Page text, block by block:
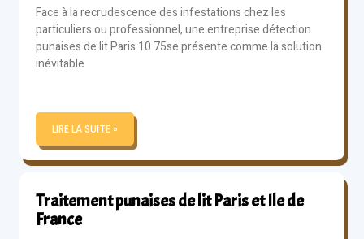
Face à la recrudescence des infestations chez les
particuliers ou professionnel, une entreprise détection
punaises de lit Paris 10 75se présente comme la solution
inévitable
LIRE LA SUITE »
Traitement punaises de lit Paris et Ile de
France